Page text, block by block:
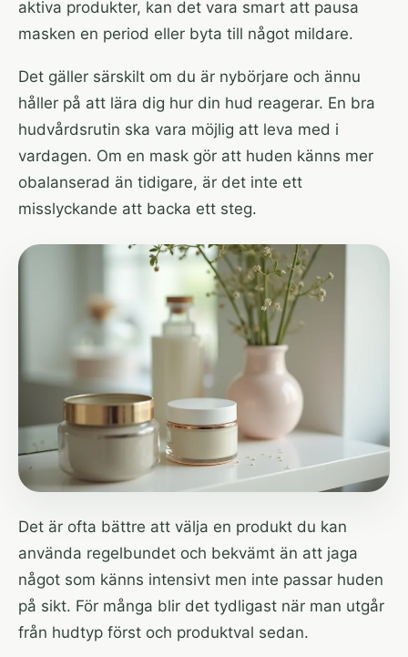
aktiva produkter, kan det vara smart att pausa
masken en period eller byta till något mildare.
Det gäller särskilt om du är nybörjare och ännu
håller på att lära dig hur din hud reagerar. En bra
hudvårdsrutin ska vara möjlig att leva med i
vardagen. Om en mask gör att huden känns mer
obalanserad än tidigare, är det inte ett
misslyckande att backa ett steg.
Det är ofta bättre att välja en produkt du kan
använda regelbundet och bekvämt än att jaga
något som känns intensivt men inte passar huden
på sikt. För många blir det tydligast när man utgår
från hudtyp först och produktval sedan.